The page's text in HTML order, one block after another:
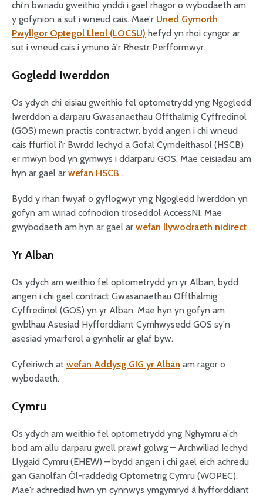
chi'n bwriadu gweithio ynddi i gael rhagor o wybodaeth am
y gofynion a sut i wneud cais. Mae'r Uned Gymorth
Pwyllgor Optegol Lleol (LOCSU) hefyd yn rhoi cyngor ar
sut i wneud cais i ymuno â'r Rhestr Perfformwyr.
Gogledd Iwerddon
Os ydych chi eisiau gweithio fel optometrydd yng Ngogledd
Iwerddon a darparu Gwasanaethau Offthalmig Cyffredinol
(GOS) mewn practis contractwr, bydd angen i chi wneud
cais ffurfiol i'r Bwrdd Iechyd a Gofal Cymdeithasol (HSCB)
er mwyn bod yn gymwys i ddarparu GOS. Mae ceisiadau am
hyn ar gael ar wefan HSCB .
Bydd y rhan fwyaf o gyflogwyr yng Ngogledd Iwerddon yn
gofyn am wiriad cofnodion troseddol AccessNI. Mae
gwybodaeth am hyn ar gael ar wefan llywodraeth nidirect .
Yr Alban
Os ydych am weithio fel optometrydd yn yr Alban, bydd
angen i chi gael contract Gwasanaethau Offthalmig
Cyffredinol (GOS) yn yr Alban. Mae hyn yn gofyn am
gwblhau Asesiad Hyfforddiant Cymhwysedd GOS sy'n
asesiad ymarferol a gynhelir ar glaf byw.
Cyfeiriwch at wefan Addysg GIG yr Alban am ragor o
wybodaeth.
Cymru
Os ydych am weithio fel optometrydd yng Nghymru a'ch
bod am allu darparu gwell prawf golwg – Archwiliad Iechyd
Llygaid Cymru (EHEW) – bydd angen i chi gael eich achredu
gan Ganolfan Ôl-raddedig Optometrig Cymru (WOPEC).
Mae'r achrediad hwn yn cynnwys ymgymryd â hyfforddiant